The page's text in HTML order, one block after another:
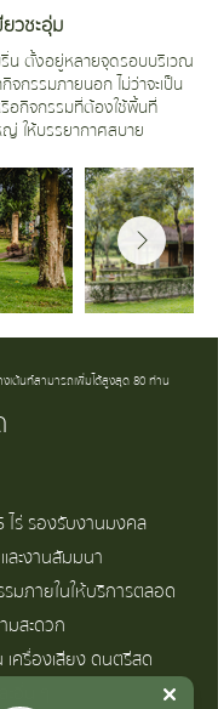
วชะอุ่ม
รื่น ตั้งอยู่หลายจุดรอบบริเวณ
จกรรมภายนอก ไม่ว่าจะเป็น
อกิจกรรมที่ต้องใช้พื้นที่่
ญ่ ให้บรรยากาศสบาย
ต้นท์สามารถเพิ่มได้สูงสุด 80 ท่าน
ร่ รองรับงานมงคล
ะงานสัมมนา
มภายในให้บริการตลอด
สะดวก
เครื่องเสียง ดนตรีสด